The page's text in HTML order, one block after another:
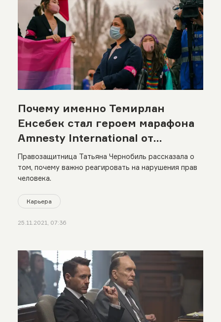
Почему именно Темирлан
Енсебек стал героем марафона
Amnesty International от
Казахстана?
Правозащитница Татьяна Чернобиль рассказала о
том, почему важно реагировать на нарушения прав
человека.
Карьера
25.11.2021, 07:36